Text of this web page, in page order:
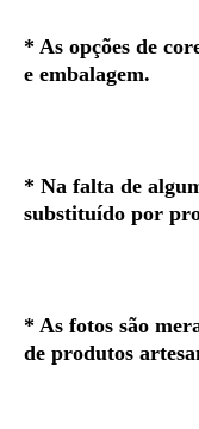
* As opções de
e embalagem.
* Na falta de
substituído por
* As fotos são
de produtos